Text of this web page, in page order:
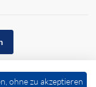
ohne zu akzeptieren